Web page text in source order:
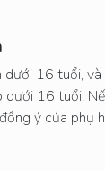
16 tuổi,
16 tuổi.
ý của phụ